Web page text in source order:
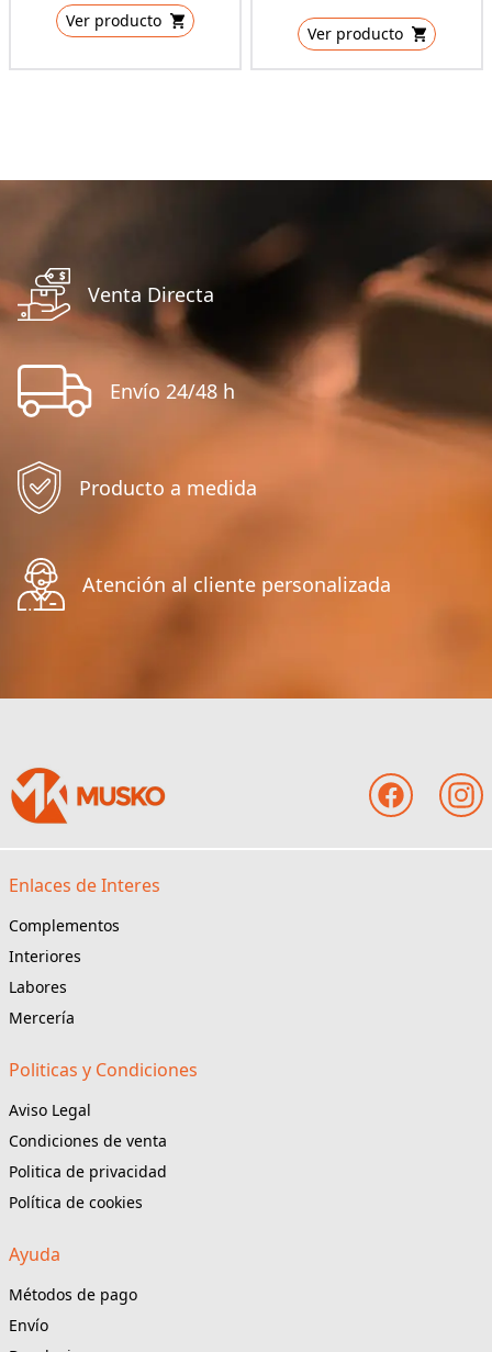
Ver producto
Ver producto
Venta Directa
Envío 24/48 h
Producto a medida
Atención al cliente personalizada
Enlaces de Interes
Complementos
Interiores
Labores
Mercería
Politicas y Condiciones
Aviso Legal
Condiciones de venta
Politica de privacidad
Política de cookies
Ayuda
Métodos de pago
Envío